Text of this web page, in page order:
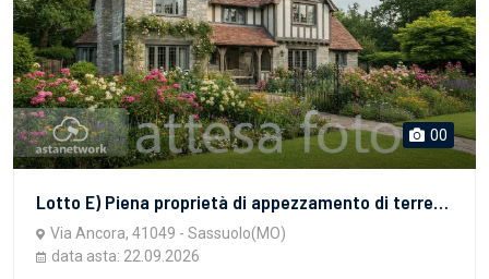
00
Lotto E) Piena proprietà di appezzamento di terreno a Sassuolo (MO), via Ancora-via Baschieri.
Via Ancora, 41049 - Sassuolo(MO)
data asta: 22.09.2026